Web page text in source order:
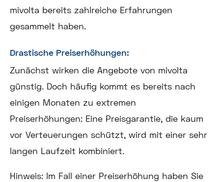
mivolta bereits zahlreiche Erfahrungen
gesammelt haben.
Drastische Preiserhöhungen:
Zunächst wirken die Angebote von mivolta
günstig. Doch häufig kommt es bereits nach
einigen Monaten zu extremen
Preiserhöhungen: Eine Preisgarantie, die kaum
vor Verteuerungen schützt, wird mit einer sehr
langen Laufzeit kombiniert.
Hinweis: Im Fall einer Preiserhöhung haben Sie